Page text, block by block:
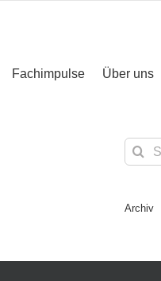
Fachimpulse Über uns
Suche
nach:
Archiv